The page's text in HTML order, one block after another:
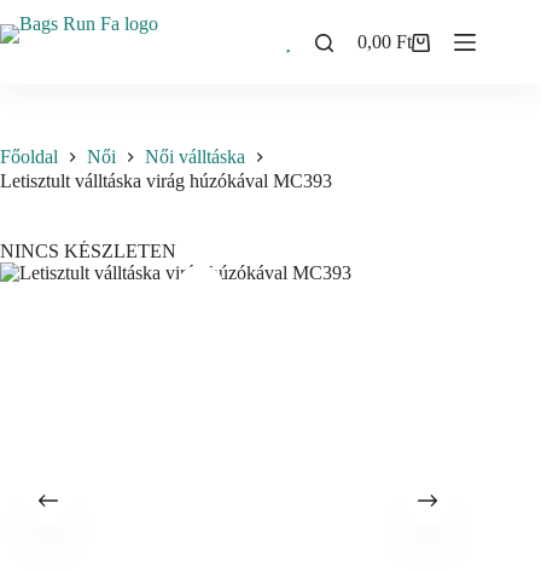
to
Shopping
0,00Ft
Főoldal Női
Női válltáska
Letisztult válltáska virág húzókával MC393
NINCS KÉSZLETEN